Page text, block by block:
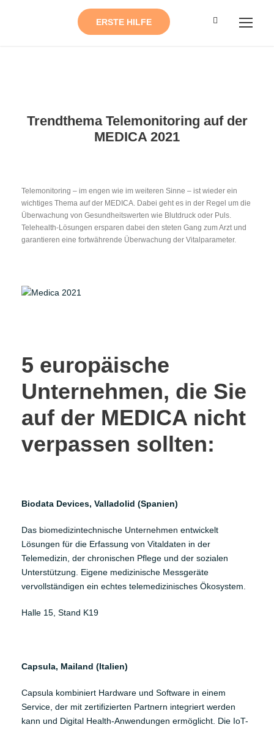
ERSTE HILFE
Trendthema Telemonitoring auf der
MEDICA 2021
Telemonitoring – im engen wie im weiteren Sinne – ist wieder ein
wichtiges Thema auf der MEDICA. Dabei geht es in der Regel um die
Überwachung von Gesundheitswerten wie Blutdruck oder Puls.
Telehealth-Lösungen ersparen dabei den steten Gang zum Arzt und
garantieren eine fortwährende Überwachung der Vitalparameter.
5 europäische
Unternehmen, die Sie
auf der MEDICA nicht
verpassen sollten:
Biodata Devices, Valladolid (Spanien)
Das biomedizintechnische Unternehmen entwickelt
Lösungen für die Erfassung von Vitaldaten in der
Telemedizin, der chronischen Pflege und der sozialen
Unterstützung. Eigene medizinische Messgeräte
vervollständigen ein echtes telemedizinisches Ökosystem.
Halle 15, Stand K19
Capsula, Mailand (Italien)
Capsula kombiniert Hardware und Software in einem
Service, der mit zertifizierten Partnern integriert werden
kann und Digital Health-Anwendungen ermöglicht. Die IoT-